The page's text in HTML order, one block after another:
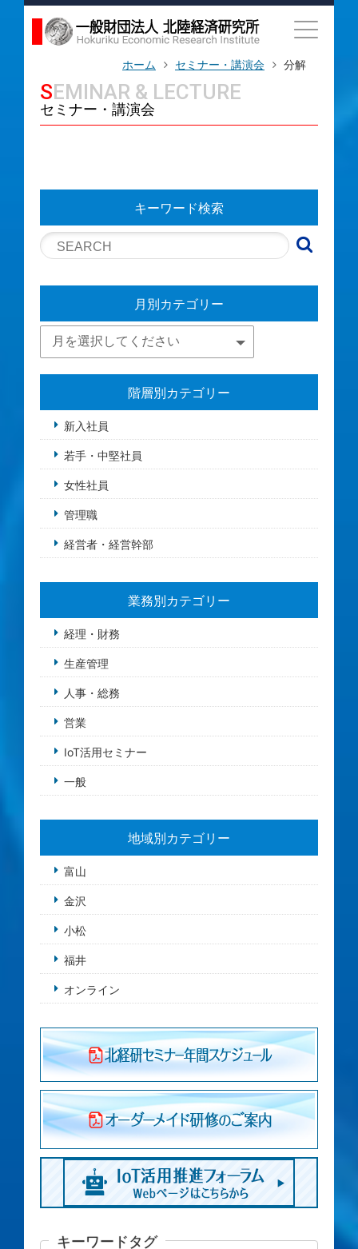
ホーム セミナー・講演会 分解
SEMINAR & LECTURE
セミナー・講演会
キーワード検索
月別カテゴリー
階層別カテゴリー
新入社員
若手・中堅社員
女性社員
管理職
経営者・経営幹部
業務別カテゴリー
経理・財務
生産管理
人事・総務
営業
IoT活用セミナー
一般
地域別カテゴリー
富山
金沢
小松
福井
オンライン
キーワードタグ